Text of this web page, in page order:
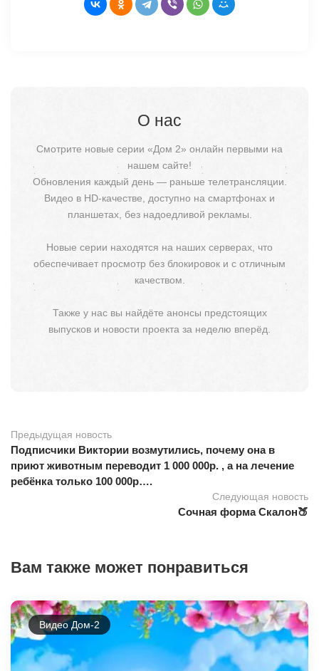
О нас
Смотрите новые серии «Дом 2» онлайн первыми на
нашем сайте!
Обновления каждый день — раньше телетрансляции.
Видео в HD-качестве, доступно на смартфонах и
планшетах, без надоедливой рекламы.
Новые серии находятся на наших серверах, что
обеспечивает просмотр без блокировок и с отличным
качеством.
Также у нас вы найдёте анонсы предстоящих
выпусков и новости проекта за неделю вперёд.
Предыдущая новость
Подписчики Виктории возмутились, почему она в
приют животным переводит 1 000 000р. , а на лечение
ребёнка только 100 000р….
Следующая новость
Сочная форма Скалон🍑
Вам также может понравиться
Видео Дом-2